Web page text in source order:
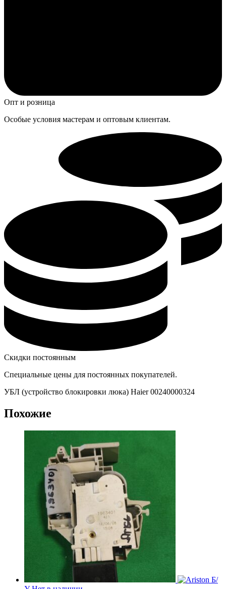
Опт и розница
Особые условия мастерам и оптовым клиентам.
Скидки постоянным
Специальные цены для постоянных покупателей.
УБЛ (устройство блокировки люка) Haier 00240000324
Похожие
Б/